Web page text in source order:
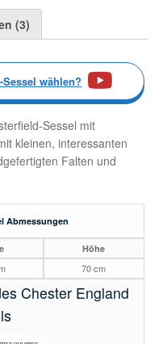
(3)
wählen?
Sessel mit
kleinen, interessanten
Falten und
Abmessungen
Höhe
70 cm
Chester England